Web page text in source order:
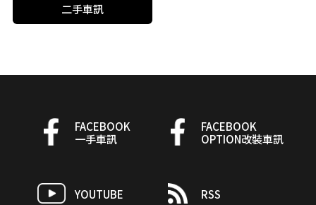
二手車訊
FACEBOOK
一手車訊
FACEBOOK
OPTION改裝車訊
YOUTUBE RSS